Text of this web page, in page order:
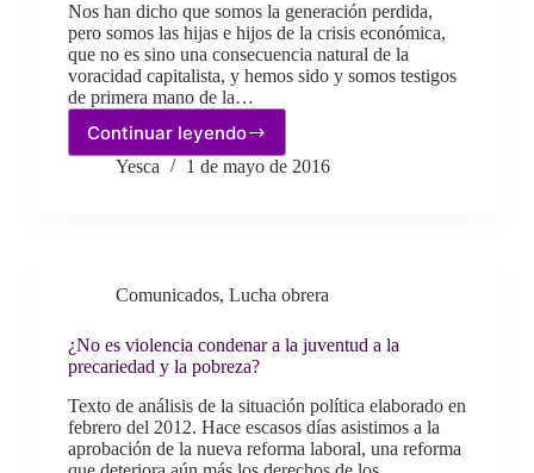
Nos han dicho que somos la generación perdida,
pero somos las hijas e hijos de la crisis económica,
que no es sino una consecuencia natural de la
voracidad capitalista, y hemos sido y somos testigos
de primera mano de la…
Continuar leyendo
1M
–
Yesca 1 de mayo de 2016
Comunicados, Lucha obrera
¿No es violencia condenar a la juventud a la
precariedad y la pobreza?
Texto de análisis de la situación política elaborado en
febrero del 2012. Hace escasos días asistimos a la
aprobación de la nueva reforma laboral, una reforma